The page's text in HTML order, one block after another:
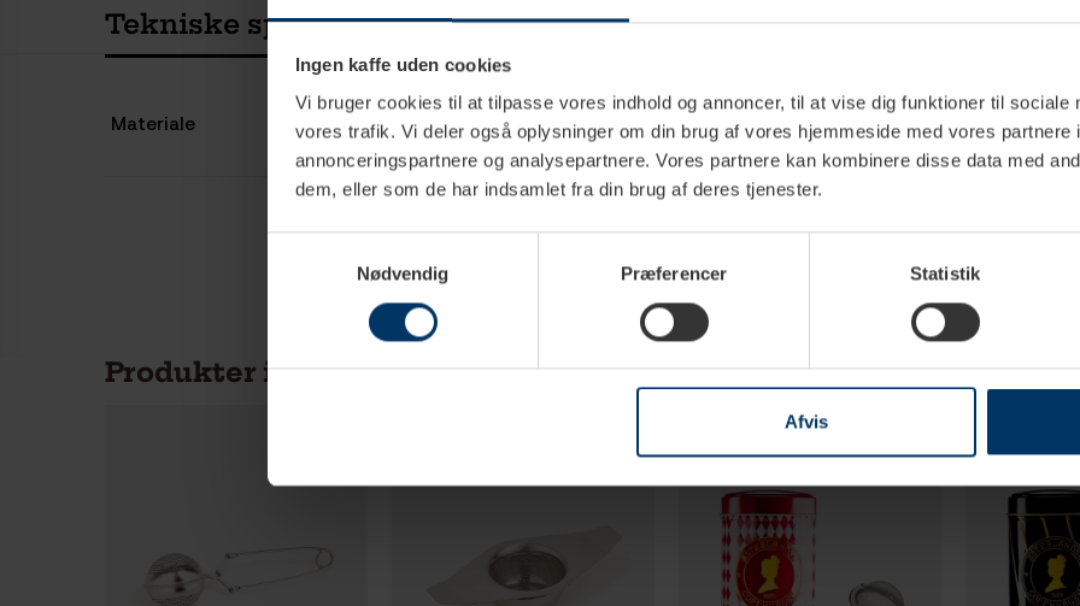
Ingen kaffe uden cookies
Vi bruger cookies til at tilpasse vores indhold og annoncer, til at vise dig funktioner til sociale
vores trafik. Vi deler også oplysninger om din brug af vores hjemmeside med vores partnere
annonceringspartnere og analysepartnere. Vores partnere kan kombinere disse data med
dem, eller som de har indsamlet fra din brug af deres tjenester.
Nødvendig
Præferencer Statistik
Afvis
Tekniske specifikationer
Materiale
Polyresin
Rustfrit stål
Produkter i samme kategori